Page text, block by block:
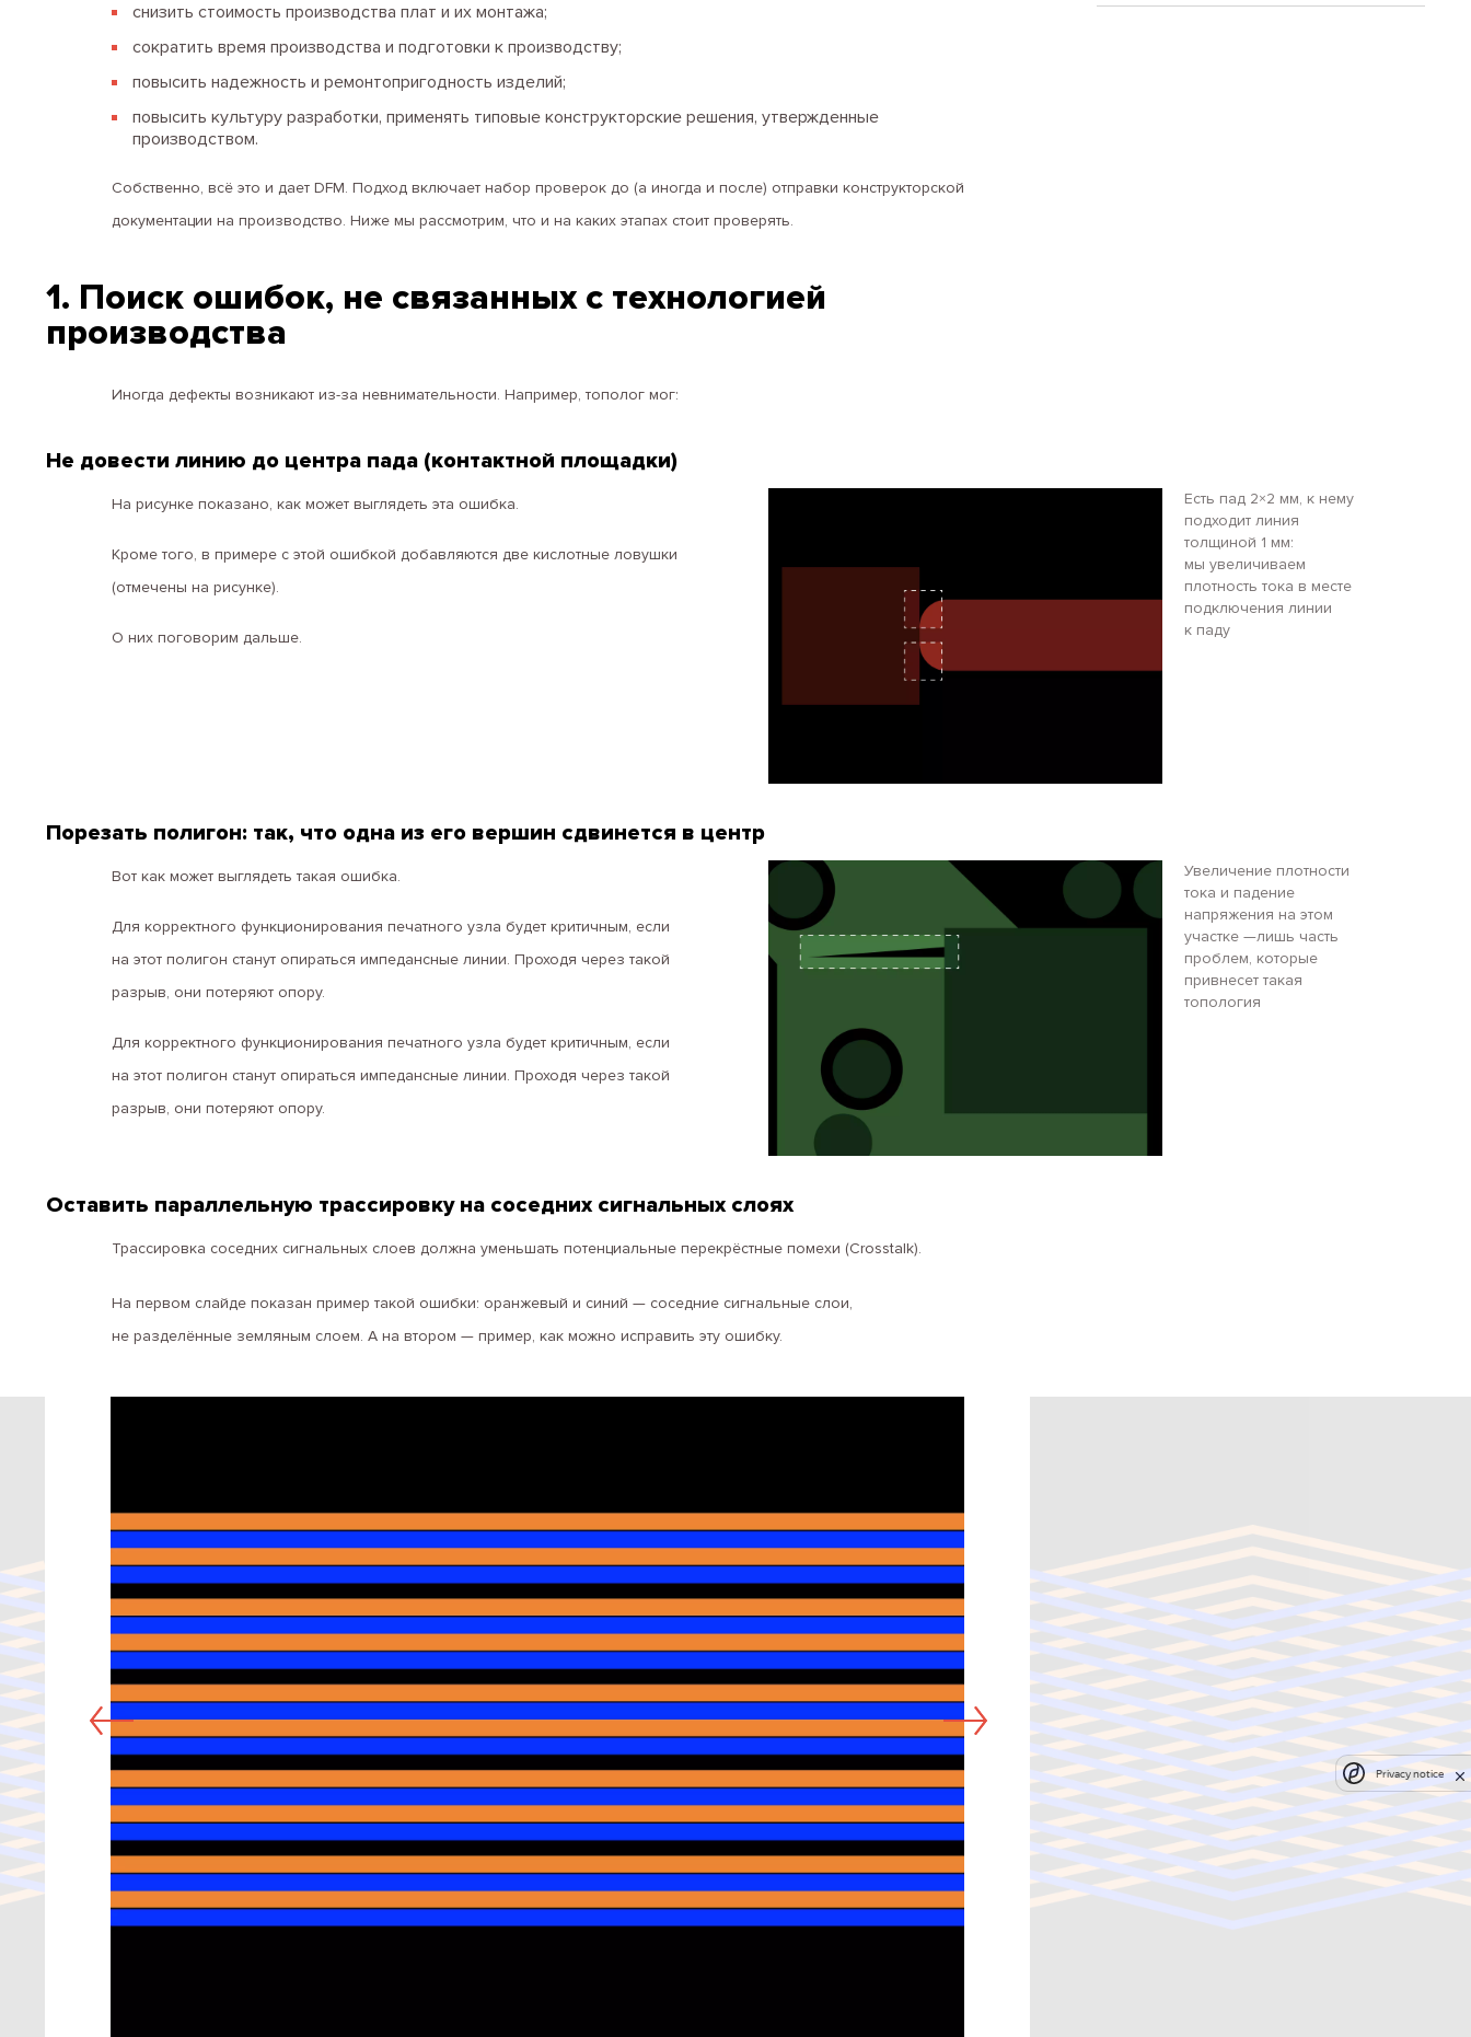
снизить стоимость производства плат и их монтажа;
сократить время производства и подготовки к производству;
повысить надежность и ремонтопригодность изделий;
повысить культуру разработки, применять типовые конструкторские решения, утвержденные
производством.
Собственно, всё это и дает DFM. Подход включает набор проверок до (а иногда и после) отправки конструкторской
документации на производство. Ниже мы рассмотрим, что и на каких этапах стоит проверять.
1. Поиск ошибок, не связанных с технологией
производства
Иногда дефекты возникают из-за невнимательности. Например, тополог мог:
Не довести линию до центра пада (контактной площадки)
На рисунке показано, как может выглядеть эта ошибка.
Кроме того, в примере с этой ошибкой добавляются две кислотные ловушки
(отмечены на рисунке).
О них поговорим дальше.
Есть пад 2×2 мм, к нему
подходит линия
толщиной 1 мм:
мы увеличиваем
плотность тока в месте
подключения линии
к паду
Порезать полигон: так, что одна из его вершин сдвинется в центр
Вот как может выглядеть такая ошибка.
Для корректного функционирования печатного узла будет критичным, если
на этот полигон станут опираться импедансные линии. Проходя через такой
разрыв, они потеряют опору.
Для корректного функционирования печатного узла будет критичным, если
на этот полигон станут опираться импедансные линии. Проходя через такой
разрыв, они потеряют опору.
Увеличение плотности
тока и падение
напряжения на этом
участке —лишь часть
проблем, которые
привнесет такая
топология
Оставить параллельную трассировку на соседних сигнальных слоях
Трассировка соседних сигнальных слоев должна уменьшать потенциальные перекрёстные помехи (Crosstalk).
На первом слайде показан пример такой ошибки: оранжевый и синий — соседние сигнальные слои,
не разделённые земляным слоем. А на втором — пример, как можно исправить эту ошибку.
Privacy notice